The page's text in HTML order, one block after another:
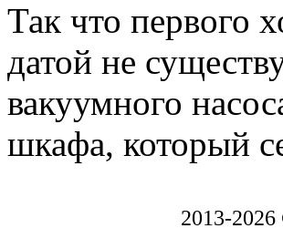
Так что первого
датой не
вакуумного
шкафа, который
2013-